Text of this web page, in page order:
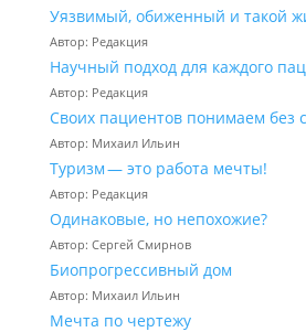
Уязвимый, обиженный и такой
Автор: Редакция
Научный подход для каждого
Автор: Редакция
Своих пациентов понимаем без
Автор: Михаил Ильин
Туризм — это работа мечты!
Автор: Редакция
Одинаковые, но непохожие?
Автор: Сергей Смирнов
Биопрогрессивный дом
Автор: Михаил Ильин
Мечта по чертежу